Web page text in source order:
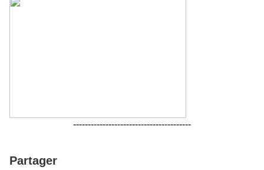
----------------------------------------
Partager